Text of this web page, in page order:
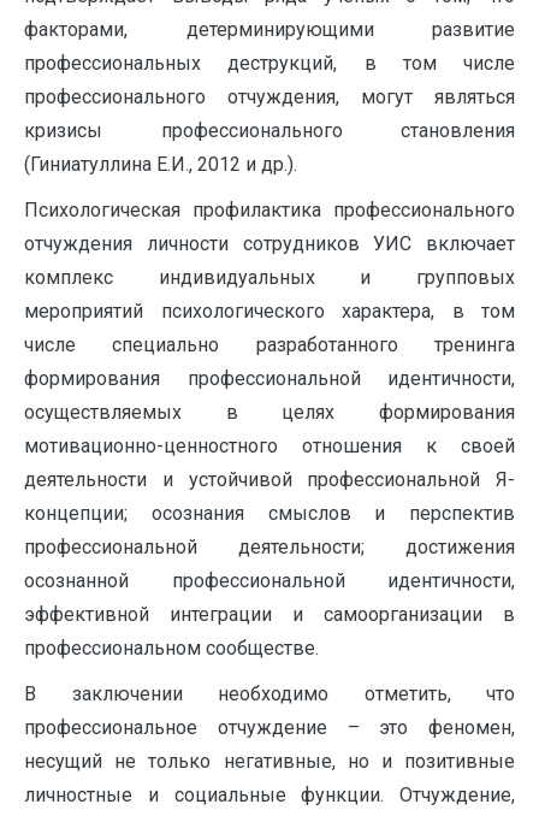
факторами, детерминирующими развитие
профессиональных деструкций, в том числе
профессионального отчуждения, могут являться
кризисы профессионального становления
(Гиниатуллина Е.И., 2012 и др.).
Психологическая профилактика профессионального
отчуждения личности сотрудников УИС включает
комплекс индивидуальных и групповых
мероприятий психологического характера, в том
числе специально разработанного тренинга
формирования профессиональной идентичности,
осуществляемых в целях формирования
мотивационно-ценностного отношения к своей
деятельности и устойчивой профессиональной Я-
концепции; осознания смыслов и перспектив
профессиональной деятельности; достижения
осознанной профессиональной идентичности,
эффективной интеграции и самоорганизации в
профессиональном сообществе.
В заключении необходимо отметить, что
профессиональное отчуждение – это феномен,
несущий не только негативные, но и позитивные
личностные и социальные функции. Отчуждение,